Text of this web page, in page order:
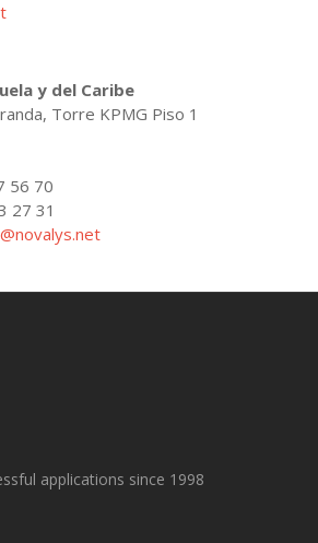
y del Caribe
Torre KPMG Piso 1
56 70
27 31
applications since 1998